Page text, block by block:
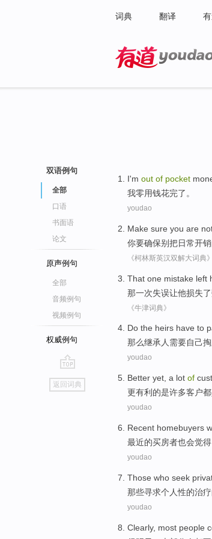
词典 翻译
双语例句
全部
口语
书面语
论文
原声例句
全部
音频例句
视频例句
权威例句
go
top
返回词典
I'm out of pocket
我零用钱花完了。
youdao
Make sure you are
你要确保别把日常开销
《柯林斯英汉双解大词典》
That one mistake left
那一次失误让他损失了
《牛津词典》
Do the heirs have to
那么继承人需要自己
youdao
Better yet, a lot of
更有利 的是许多客户
youdao
Recent homebuyers
最近的买房者也会觉得
youdao
Those who seek
那些寻求个人性的治
youdao
Clearly, most people